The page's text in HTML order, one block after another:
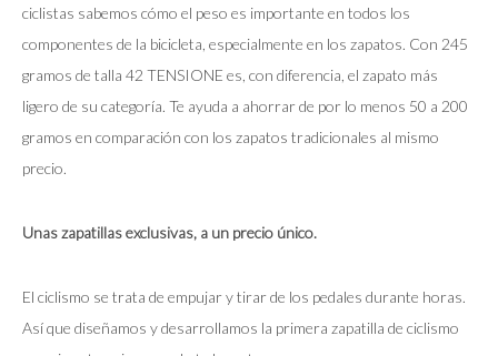
ciclistas sabemos cómo el peso es importante en todos los
componentes de la bicicleta, especialmente en los zapatos. Con 245
gramos de talla 42 TENSIONE es, con diferencia, el zapato más
ligero de su categoría. Te ayuda a ahorrar de por lo menos 50 a 200
gramos en comparación con los zapatos tradicionales al mismo
precio.
Unas zapatillas exclusivas, a un precio único.
El ciclismo se trata de empujar y tirar de los pedales durante horas.
Así que diseñamos y desarrollamos la primera zapatilla de ciclismo